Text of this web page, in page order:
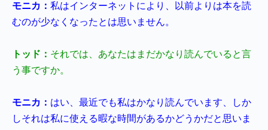
モニカ： 私はインターネットにより、以前よりは本を読
むのが少なくなったとは思いません。
トッド： それでは、あなたはまだかなり読んでいると言
う事ですか。
モニカ： はい、最近でも私はかなり読んでいます、しか
しそれは私に使える暇な時間があるかどうかだと思いま